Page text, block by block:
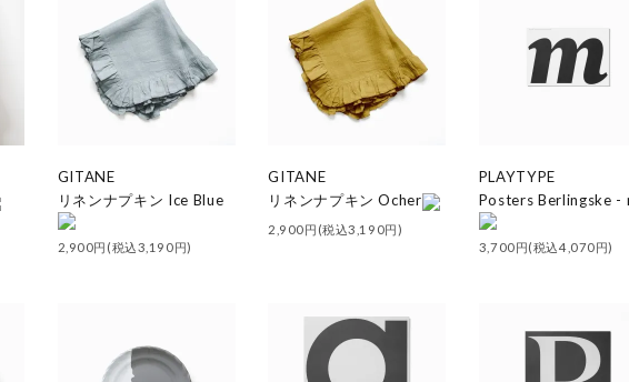
GITANE
リネンナプキン Ice Blue
2,900円(税込3,190円)
GITANE
リネンナプキン Ocher
2,900円(税込3,190円)
PLAYTYPE
Posters Berlingske -
3,700円(税込4,070円)